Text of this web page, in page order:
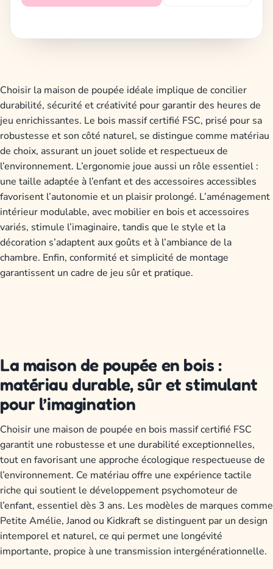
Choisir la maison de poupée idéale implique de concilier
durabilité, sécurité et créativité pour garantir des heures de
jeu enrichissantes. Le bois massif certifié FSC, prisé pour sa
robustesse et son côté naturel, se distingue comme matériau
de choix, assurant un jouet solide et respectueux de
l’environnement. L’ergonomie joue aussi un rôle essentiel :
une taille adaptée à l’enfant et des accessoires accessibles
favorisent l’autonomie et un plaisir prolongé. L’aménagement
intérieur modulable, avec mobilier en bois et accessoires
variés, stimule l’imaginaire, tandis que le style et la
décoration s’adaptent aux goûts et à l’ambiance de la
chambre. Enfin, conformité et simplicité de montage
garantissent un cadre de jeu sûr et pratique.
La maison de poupée en bois :
matériau durable, sûr et stimulant
pour l’imagination
Choisir une maison de poupée en bois massif certifié FSC
garantit une robustesse et une durabilité exceptionnelles,
tout en favorisant une approche écologique respectueuse de
l’environnement. Ce matériau offre une expérience tactile
riche qui soutient le développement psychomoteur de
l’enfant, essentiel dès 3 ans. Les modèles de marques comme
Petite Amélie, Janod ou Kidkraft se distinguent par un design
intemporel et naturel, ce qui permet une longévité
importante, propice à une transmission intergénérationnelle.